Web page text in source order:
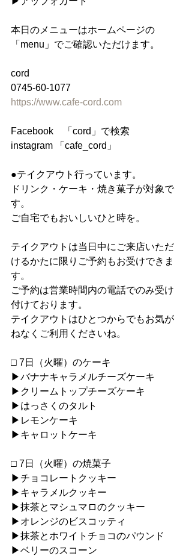
本日のメニューはホームページの
「menu」でご確認いただけます。
cord
0745-60-1077
https://www.cafe-cord.com
Facebook　「cord」で検索
instagram 「cafe_cord」
●テイクアウト行っています。
ドリンク・ケーキ・焼き菓子が対象で
す。
ご自宅でもおいしいひと時を。
テイクアウトは当日中にご来店いただ
けるかたに限りご予約もお受けできま
す。
ご予約は営業時間内の電話でのみ受け
付けております。
テイクアウトはひとつからでもお気が
ねなくご利用くださいね。
□ 7日（火曜）のケーキ
▶︎バナナキャラメルチーズケーキ
▶︎クリームトップチーズケーキ
▶︎はっさくのタルト
▶︎レモンケーキ
▶︎キャロットケーキ
□ 7日（火曜）の焼菓子
▶︎チョコレートクッキー
▶︎キャラメルクッキー
▶︎抹茶とマシュマロのクッキー
▶︎オレンジのビスコッティ
▶︎抹茶とホワイトチョコのパウンド
▶︎ベリーのスコーン